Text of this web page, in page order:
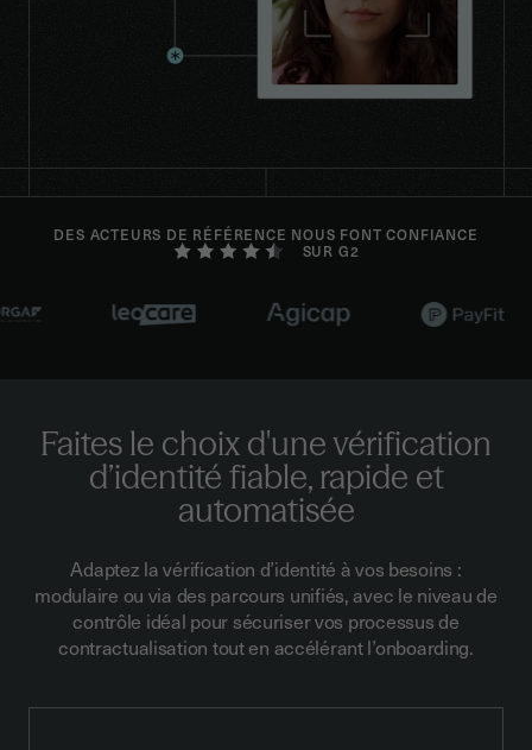
DES ACTEURS DE RÉFÉRENCE NOUS FONT CONFIANCE
SUR G2
Faites le choix d'une vérification
d’identité fiable, rapide et
automatisée
Adaptez la vérification d’identité à vos besoins :
modulaire ou via des parcours unifiés, avec le niveau de
contrôle idéal pour sécuriser vos processus de
contractualisation tout en accélérant l’onboarding.